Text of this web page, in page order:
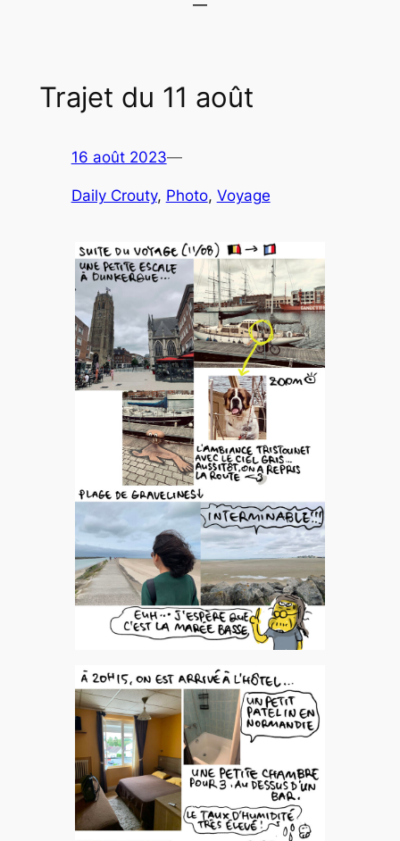
Trajet du 11 août
16 août 2023—
Daily Crouty, Photo, Voyage